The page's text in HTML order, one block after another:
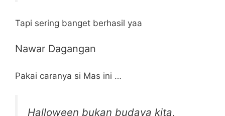
Tapi sering banget berhasil yaa
Nawar Dagangan
Pakai caranya si Mas ini …
Halloween bukan budaya kita,